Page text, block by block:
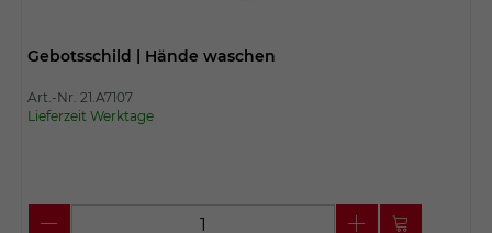
Gebotsschild | Hände waschen
Art.-Nr. 21.A7107
Lieferzeit Werktage